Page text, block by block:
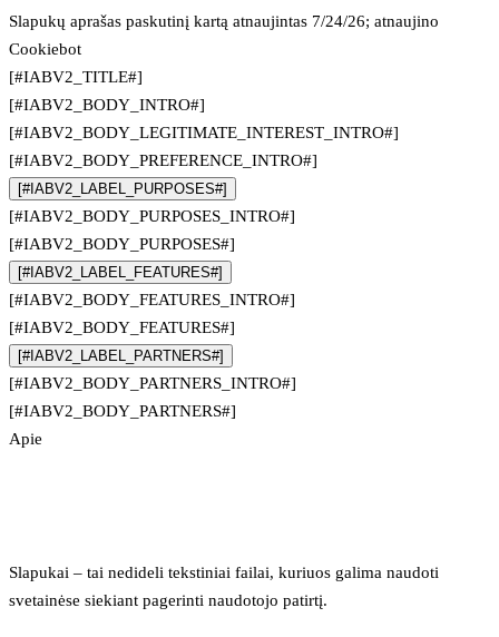
Slapukų aprašas paskutinį kartą atnaujintas 7/24/26; atnaujino
Cookiebot
[#IABV2_TITLE#]
[#IABV2_BODY_INTRO#]
[#IABV2_BODY_LEGITIMATE_INTEREST_INTRO#]
[#IABV2_BODY_PREFERENCE_INTRO#]
[#IABV2_LABEL_PURPOSES#]
[#IABV2_BODY_PURPOSES_INTRO#]
[#IABV2_BODY_PURPOSES#]
[#IABV2_LABEL_FEATURES#]
[#IABV2_BODY_FEATURES_INTRO#]
[#IABV2_BODY_FEATURES#]
[#IABV2_LABEL_PARTNERS#]
[#IABV2_BODY_PARTNERS_INTRO#]
[#IABV2_BODY_PARTNERS#]
Apie
Slapukai – tai nedideli tekstiniai failai, kuriuos galima naudoti
svetainėse siekiant pagerinti naudotojo patirtį.